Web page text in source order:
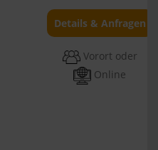
Details & Anfragen
Vorort oder
Online